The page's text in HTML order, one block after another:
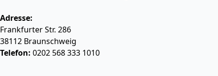
Adresse:
Frankfurter Str. 286
38112 Braunschweig
Telefon: 0202 568 333 1010